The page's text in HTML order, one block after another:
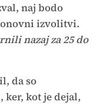
naj bodo
izvolitvi.
nazaj za 25 do
da so
kot je dejal,